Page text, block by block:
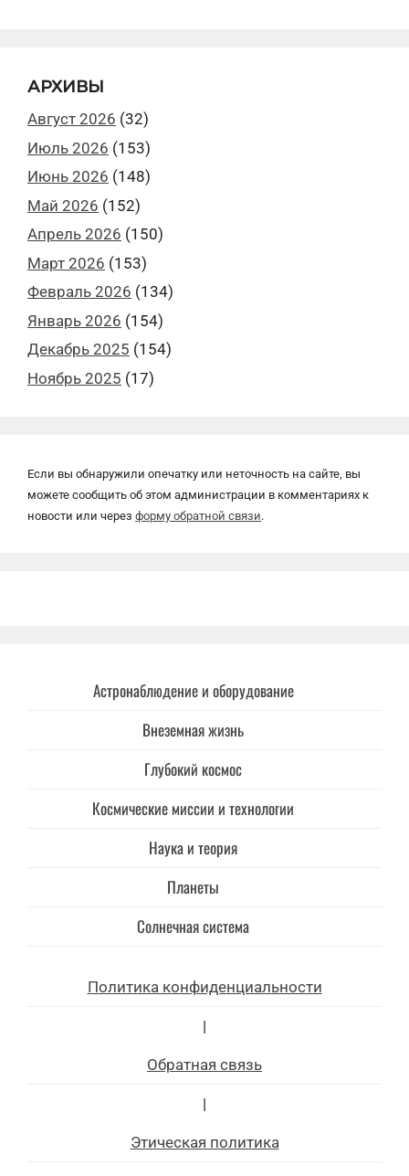
АРХИВЫ
Август 2026 (32)
Июль 2026 (153)
Июнь 2026 (148)
Май 2026 (152)
Апрель 2026 (150)
Март 2026 (153)
Февраль 2026 (134)
Январь 2026 (154)
Декабрь 2025 (154)
Ноябрь 2025 (17)
Если вы обнаружили опечатку или неточность на сайте, вы
можете сообщить об этом администрации в комментариях к
новости или через форму обратной связи.
Астронаблюдение и оборудование
Внеземная жизнь
Глубокий космос
Космические миссии и технологии
Наука и теория
Планеты
Солнечная система
Политика конфиденциальности
|
Обратная связь
|
Этическая политика